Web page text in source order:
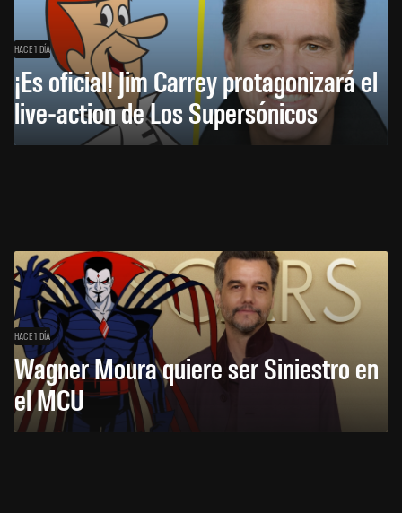
HACE 1 DÍA
¡Es oficial! Jim Carrey protagonizará el
live-action de Los Supersónicos
HACE 1 DÍA
Wagner Moura quiere ser Siniestro en
el MCU